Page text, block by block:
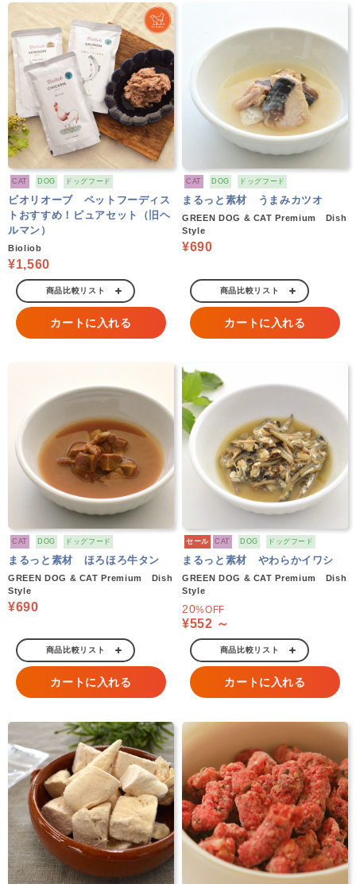
CAT DOG ドッグフード
ビオリオーブ ペットフーディス
トおすすめ！ピュアセット（旧ヘ
ルマン）
Bioliob
¥1,560
商品比較リスト
カートに入れる
CAT DOG ドッグフード
まるっと素材 うまみカツオ
GREEN DOG & CAT Premium Dish
Style
¥690
商品比較リスト
カートに入れる
CAT DOG ドッグフード
まるっと素材 ほろほろ牛タン
GREEN DOG & CAT Premium Dish
Style
¥690
商品比較リスト
カートに入れる
セール CAT DOG ドッグフード
まるっと素材 やわらかイワシ
GREEN DOG & CAT Premium Dish
Style
20%OFF
¥552 ～
商品比較リスト
カートに入れる